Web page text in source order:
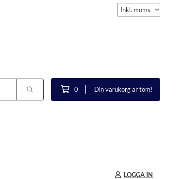
0 Din varukorg är tom!
LOGGA IN